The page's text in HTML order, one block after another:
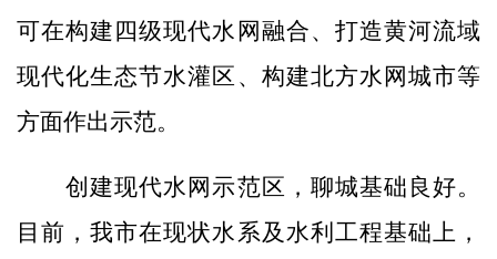
可在构建四级现代水网融合、打造黄河流域
现代化生态节水灌区、构建北方水网城市等
方面作出示范。
创建现代水网示范区，聊城基础良好。
目前，我市在现状水系及水利工程基础上，